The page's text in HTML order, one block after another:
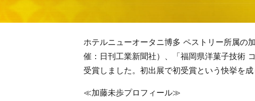
ホテルニューオータニ博多 ペストリー所属の
催：日刊工業新聞社）、「福岡県洋菓子技術
受賞しました。初出展で初受賞という快挙を成
≪加藤未歩プロフィール≫